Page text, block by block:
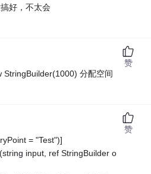
好，不太会
StringBuilder(1000) 分配空间
赞
= "Test")]
input, ref StringBuilder o
赞